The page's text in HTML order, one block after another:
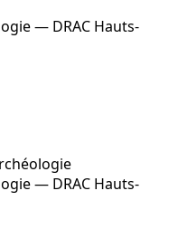
— DRAC Hauts-
— DRAC Hauts-